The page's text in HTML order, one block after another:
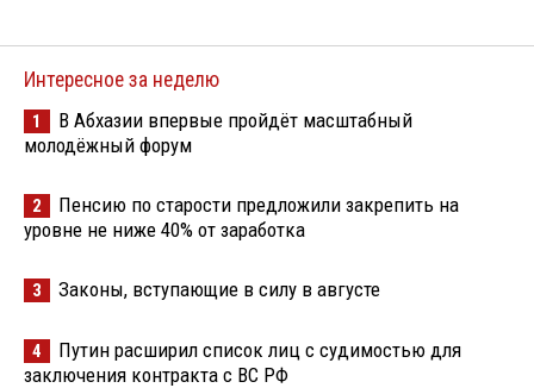
Интересное за неделю
1
В Абхазии впервые пройдёт масштабный
молодёжный форум
2
Пенсию по старости предложили закрепить на
уровне не ниже 40% от заработка
3 Законы, вступающие в силу в августе
4
Путин расширил список лиц с судимостью для
заключения контракта с ВС РФ